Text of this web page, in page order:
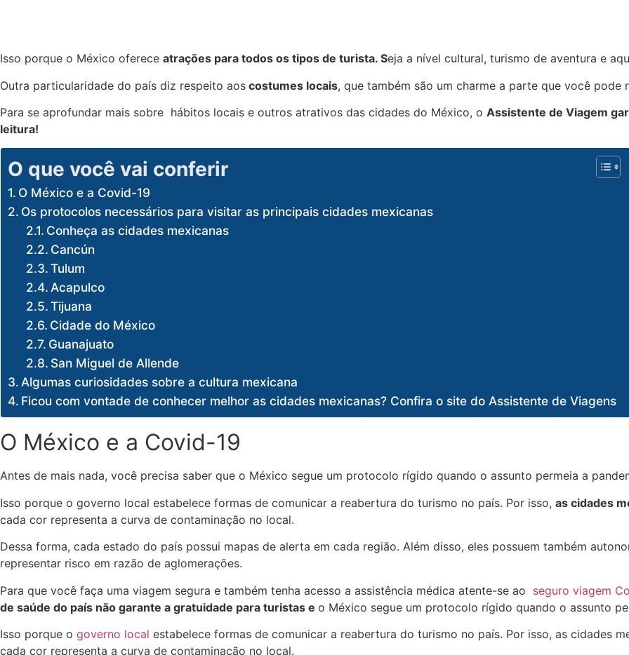
Isso porque o México oferece atrações para todos os tipos de turista. Seja a nível cultural, turismo de aventura e
Outra particularidade do país diz respeito aos costumes locais, que também são um charme a parte que você pode
Para se aprofundar mais sobre hábitos locais e outros atrativos das cidades do México, o Assistente de Viagem
leitura!
O que você vai conferir
O México e a Covid-19
Os protocolos necessários para visitar as principais cidades mexicanas
Conheça as cidades mexicanas
Cancún
Tulum
Acapulco
Tijuana
Cidade do México
Guanajuato
San Miguel de Allende
Algumas curiosidades sobre a cultura mexicana
Ficou com vontade de conhecer melhor as cidades mexicanas? Confira o site do Assistente de Viagens
O México e a Covid-19
Antes de mais nada, você precisa saber que o México segue um protocolo rígido quando o assunto permeia a
Isso porque o governo local estabelece formas de comunicar a reabertura do turismo no país. Por isso, as cidades
cada cor representa a curva de contaminação no local.
Dessa forma, cada estado do país possui mapas de alerta em cada região. Além disso, eles possuem também
representar risco em razão de aglomerações.
Para que você faça uma viagem segura e também tenha acesso a assistência médica atente-se ao seguro viagem
de saúde do país não garante a gratuidade para turistas e o México segue um protocolo rígido quando o assunto
Isso porque o governo local estabelece formas de comunicar a reabertura do turismo no país. Por isso, as cidades
cada cor representa a curva de contaminação no local.